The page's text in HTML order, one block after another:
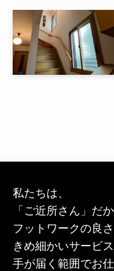
私たちは、
「ご近所さん」だ
フットワークの良さ
きめ細かいサービ
手が届く範囲でお